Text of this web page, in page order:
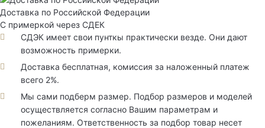
Доставка по Российской Федерации
С примеркой через СДЕК
СДЭК имеет свои пунткы практически везде. Они дают
возможность примерки.
Доставка бесплатная, комиссия за наложенный платеж
всего 2%.
Мы сами подберм размер. Подбор размеров и моделей
осуществляется согласно Вашим параметрам и
пожеланиям. Ответственность за подбор товар несет